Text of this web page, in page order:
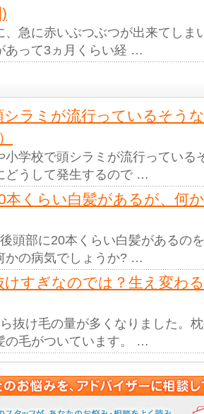
、急に赤いぶつぶつが出来てしま
あって3ヵ月くらい経 …
シラミが流行っているそう
小学校で頭シラミが流行っている
どうして発生するので …
本くらい白髪があるが、何
頭部に20本くらい白髪があるの
かの病気でしょうか? …
けすぎなのでは？生え変わ
抜け毛の量が多くなりました。
の毛がついています。 …